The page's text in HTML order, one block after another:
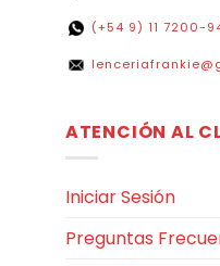
(+54 9) 11 7200-
ATENCIÓN AL
Iniciar Sesión
Preguntas